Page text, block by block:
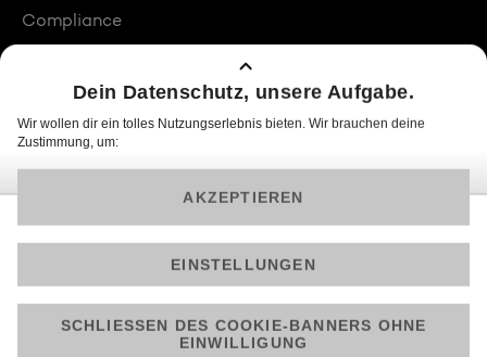
Compliance
Produktplatzierungen